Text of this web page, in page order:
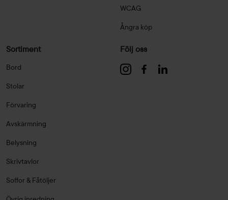
WCAG
Ångra köp
Sortiment
Bord
Stolar
Förvaring
Avskärmning
Belysning
Skrivtavlor
Soffor & Fåtöljer
Följ oss